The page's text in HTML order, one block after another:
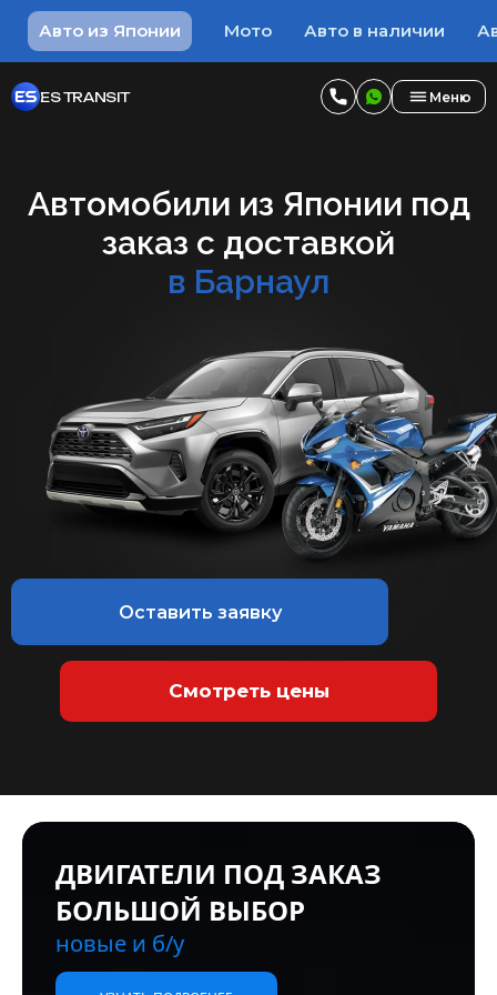
Авто из Японии Мото Авто в наличии
ES TRANSIT Меню
Автомобили из Японии под
заказ с доставкой
в Барнаул
Оставить заявку
Смотреть цены
КАТАЛОГ ОРИГИНАЛЬНЫХ
ЯПОНСКИХ МАСЕЛ
в нашем приложении в max